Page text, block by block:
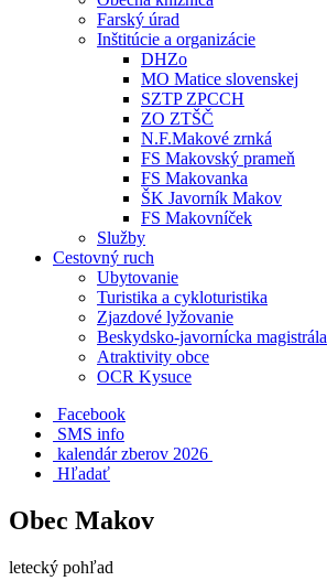
Farský úrad
Inštitúcie a organizácie
DHZo
MO Matice slovenskej
SZTP ZPCCH
ZO ZTŠČ
N.F.Makové zrnká
FS Makovský prameň
FS Makovanka
ŠK Javorník Makov
FS Makovníček
Služby
Cestovný ruch
Ubytovanie
Turistika a cykloturistika
Zjazdové lyžovanie
Beskydsko-javornícka magistrála
Atraktivity obce
OCR Kysuce
Facebook
SMS info
​ kalendár zberov 2026
Hľadať
Obec Makov
letecký pohľad